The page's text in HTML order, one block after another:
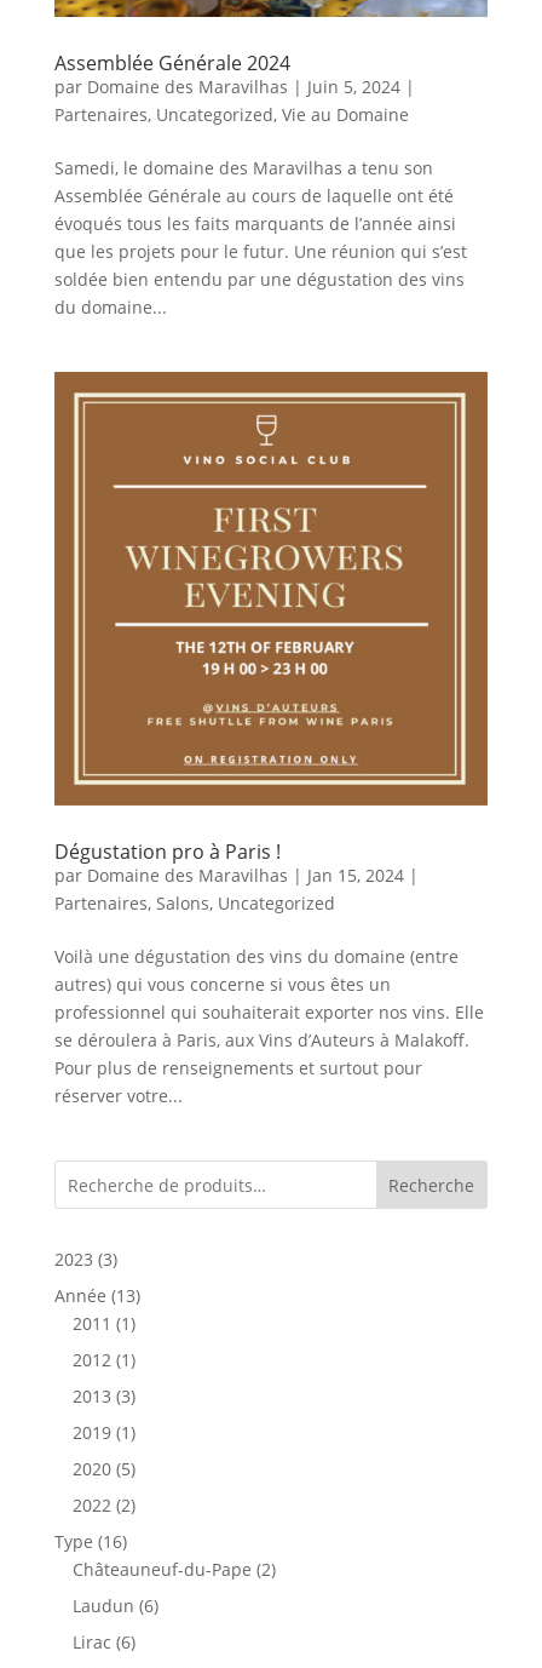
Assemblée Générale 2024
par Domaine des Maravilhas | Juin 5, 2024|
Partenaires, Uncategorized, Vie au Domaine
Samedi, le domaine des Maravilhas a tenu son
Assemblée Générale au cours de laquelle ont été
évoqués tous les faits marquants de l’année ainsi
que les projets pour le futur. Une réunion qui s’est
soldée bien entendu par une dégustation des vins
du domaine...
Dégustation pro à Paris !
par Domaine des Maravilhas | Jan 15, 2024|
Partenaires, Salons, Uncategorized
Voilà une dégustation des vins du domaine (entre
autres) qui vous concerne si vous êtes un
professionnel qui souhaiterait exporter nos vins. Elle
se déroulera à Paris, aux Vins d’Auteurs à Malakoff.
Pour plus de renseignements et surtout pour
réserver votre...
Recherche
2023 33
produits
Année 1313
produits
2011 11
produit
2012 11
produit
2013 33
produits
2019 11
produit
2020 55
produits
2022 22
Type 1616
produits
Châteauneuf-du-Pape 22
Laudun 66
Lirac 66